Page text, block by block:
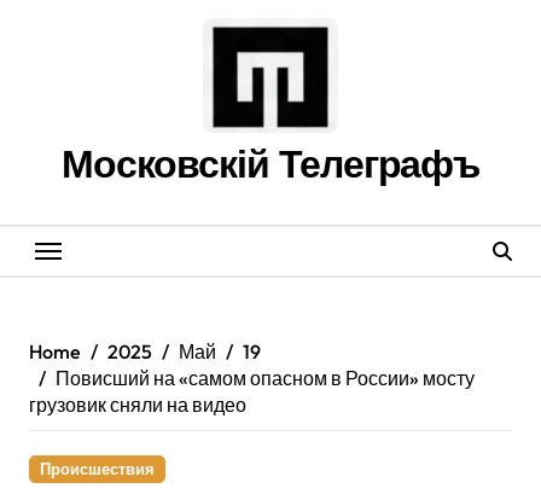
Московскій Телеграфъ
Home 2025 Май
19
Повисший на «самом опасном в России» мосту
грузовик сняли на видео
Происшествия